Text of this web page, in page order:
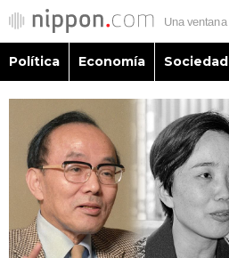
Política
Economía
Política Economía Sociedad